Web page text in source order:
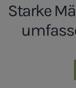
Starke